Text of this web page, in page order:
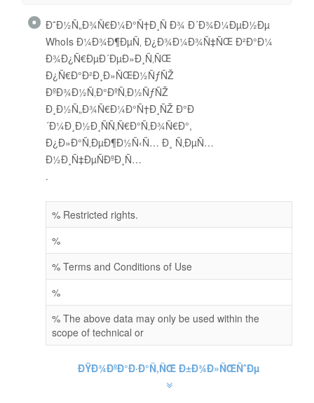
Ð˜Ð½Ñ„Ð¾Ñ€Ð¼Ð°Ñ†Ð¸Ñ Ð¾ Ð´Ð¾Ð¼ÐµÐ½Ðµ
WhoIs Ð¼Ð¾Ð¶ÐµÑ‚ Ð¿Ð¾Ð¼Ð¾Ñ‡ÑŒ Ð²Ð°Ð¼
Ð¾Ð¿Ñ€ÐµÐ´ÐµÐ»Ð¸Ñ‚ÑŒ
Ð¿Ñ€Ð°Ð²Ð¸Ð»ÑŒÐ½ÑƒÑŽ
ÐºÐ¾Ð½Ñ‚Ð°ÐºÑ‚Ð½ÑƒÑŽ
Ð¸Ð½Ñ„Ð¾Ñ€Ð¼Ð°Ñ†Ð¸ÑŽ Ð°Ð
´Ð¼Ð¸Ð½Ð¸ÑÑ‚Ñ€Ð°Ñ‚Ð¾Ñ€Ð°,
Ð¿Ð»Ð°Ñ‚ÐµÐ¶Ð½Ñ‹Ñ… Ð¸ Ñ‚ÐµÑ…
Ð½Ð¸Ñ‡ÐµÑÐºÐ¸Ñ…
.
% Restricted rights.
%
% Terms and Conditions of Use
%
% The above data may only be used within the
scope of technical or
ÐŸÐ¾ÐºÐ°Ð·Ð°Ñ‚ÑŒ Ð±Ð¾Ð»ÑŒÑˆÐµ